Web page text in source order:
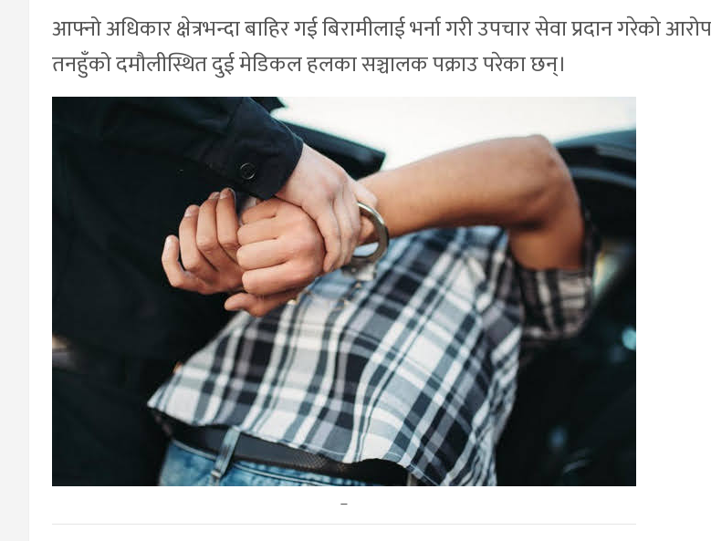
आफ्नो अधिकार क्षेत्रभन्दा बाहिर गई बिरामीलाई भर्ना गरी उपचार सेवा प्रदान गरेको
तनहुँको दमौलीस्थित दुई मेडिकल हलका सञ्चालक पक्राउ परेका छन्।
–